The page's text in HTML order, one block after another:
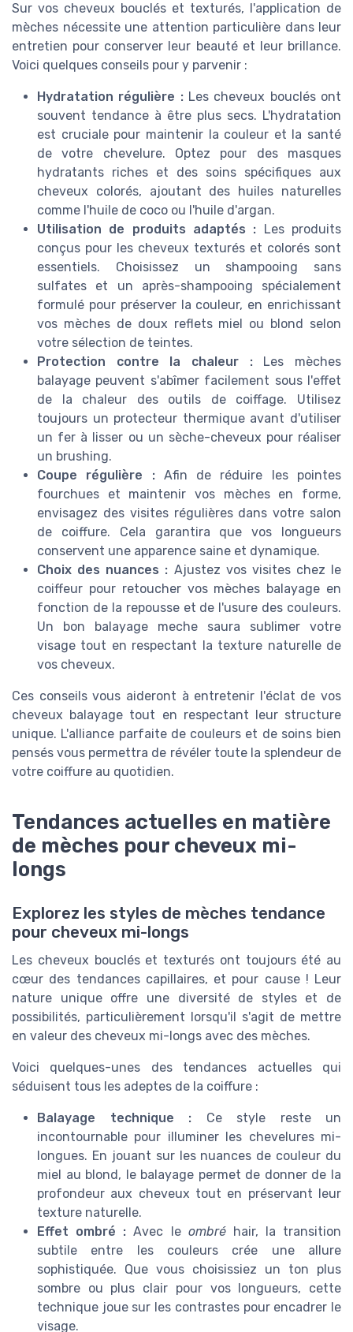
Sur vos cheveux bouclés et texturés, l'application de
mèches nécessite une attention particulière dans leur
entretien pour conserver leur beauté et leur brillance.
Voici quelques conseils pour y parvenir :
Hydratation régulière :Les cheveux bouclés ont
souvent tendance à être plus secs. L'hydratation
est cruciale pour maintenir la couleur et la santé
de votre chevelure. Optez pour des masques
hydratants riches et des soins spécifiques aux
cheveux colorés, ajoutant des huiles naturelles
comme l'huile de coco ou l'huile d'argan.
Utilisation de produits adaptés : Les produits
conçus pour les cheveux texturés et colorés sont
essentiels. Choisissez un shampooing sans
sulfates et un après-shampooing spécialement
formulé pour préserver la couleur, en enrichissant
vos mèches de doux reflets miel ou blond selon
votre sélection de teintes.
Protection contre la chaleur :Les mèches
balayage peuvent s'abîmer facilement sous l'effet
de la chaleur des outils de coiffage. Utilisez
toujours un protecteur thermique avant d'utiliser
un fer à lisser ou un sèche-cheveux pour réaliser
un brushing.
Coupe régulière :Afin de réduire les pointes
fourchues et maintenir vos mèches en forme,
envisagez des visites régulières dans votre salon
de coiffure. Cela garantira que vos longueurs
conservent une apparence saine et dynamique.
Choix des nuances : Ajustez vos visites chez le
coiffeur pour retoucher vos mèches balayage en
fonction de la repousse et de l'usure des couleurs.
Un bon balayage meche saura sublimer votre
visage tout en respectant la texture naturelle de
vos cheveux.
Ces conseils vous aideront à entretenir l'éclat de vos
cheveux balayage tout en respectant leur structure
unique. L'alliance parfaite de couleurs et de soins bien
pensés vous permettra de révéler toute la splendeur de
votre coiffure au quotidien.
Tendances actuelles en matière
de mèches pour cheveux mi-
longs
Explorez les styles de mèches tendance
pour cheveux mi-longs
Les cheveux bouclés et texturés ont toujours été au
cœur des tendances capillaires, et pour cause ! Leur
nature unique offre une diversité de styles et de
possibilités, particulièrement lorsqu'il s'agit de mettre
en valeur des cheveux mi-longs avec des mèches.
Voici quelques-unes des tendances actuelles qui
séduisent tous les adeptes de la coiffure :
Balayage technique : Ce style reste un
incontournable pour illuminer les chevelures mi-
longues. En jouant sur les nuances de couleur du
miel au blond, le balayage permet de donner de la
profondeur aux cheveux tout en préservant leur
texture naturelle.
Effet ombré : Avec le ombréhair, la transition
subtile entre les couleurs crée une allure
sophistiquée. Que vous choisissiez un ton plus
sombre ou plus clair pour vos longueurs, cette
technique joue sur les contrastes pour encadrer le
visage.